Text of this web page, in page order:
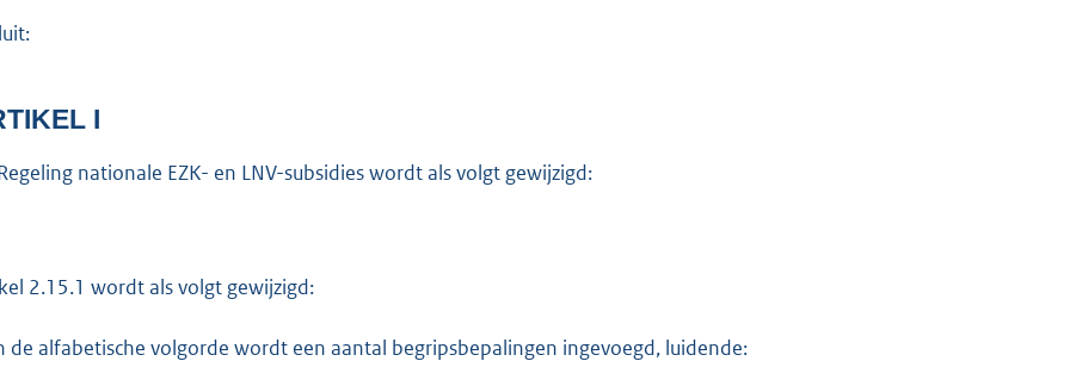
,
I
nationale EZK- en LNV-subsidies wordt als volgt gewijzigd:
2.15.1 wordt als volgt gewijzigd:
de alfabetische volgorde wordt een aantal begripsbepalingen ingevoegd, luidende: